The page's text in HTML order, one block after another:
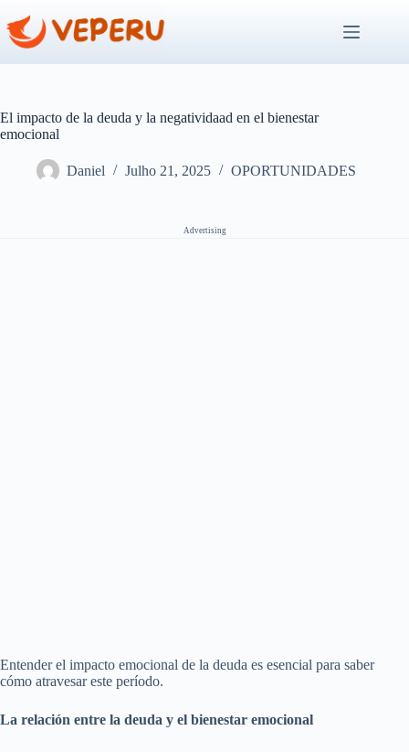
para
El impacto de la deuda y la negatividaad en el bienestar
emocional
Daniel Julho 21, 2025 OPORTUNIDADES
Advertising
Entender el impacto emocional de la deuda es esencial para saber
cómo atravesar este período.
La relación entre la deuda y el bienestar emocional